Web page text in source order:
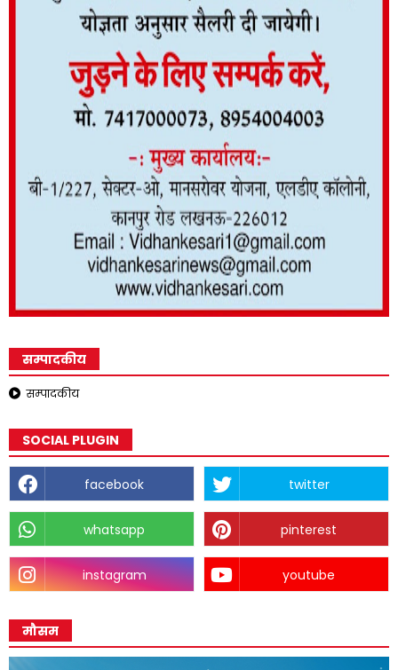
सम्पादकीय
सम्पादकीय
SOCIAL PLUGIN
facebook twitter
whatsapp pinterest
instagram youtube
मौसम